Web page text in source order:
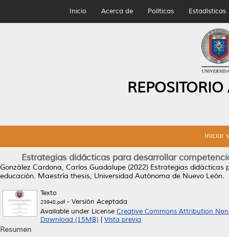
Inicio Acerca de Políticas Estadísticas
Iniciar
Estrategias didácticas para desarrollar
González Cardona, Carlos Guadalupe (2022) Estrategias didácticas
educación. Maestría thesis, Universidad Autónoma de Nuevo León.
Texto
23948.pdf- Versión Aceptada
Available under License Creative Commons Attribution
Download (15MB)
Vista previa
Resumen